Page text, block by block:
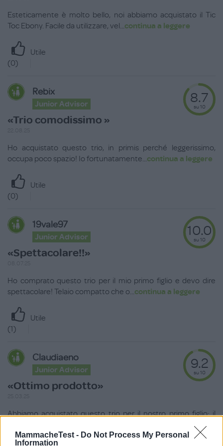
MammacheTest - Do Not Process My Personal
Information
Passeggino: aperto 51 x 71,5/91 x h 103/107/111 cm
Navicella: 41,5 x 83 x h 65 cm. Peso 4,2 kg
Esteticamente è molto bello, noi abbiamo acquistato il Tic
Toc Ebony. Facile da utilizzare, vel...continua a leggere
Utile
(0)
Rebix
Junior Advisor
«Trio comodissimo »
8.7
su 10
Ho acquistato questo trio, in primis perché leggerissimo,
occupa poco spazio! Io fortunatamente...continua a leggere
Utile
(0)
19vale97
Junior Advisor
«Spettacolare!!»
10.0
su 10
Ho comprato questo trio per il mio primo figlio e devo dire
spettacolare! Telaio compatto che o...continua a leggere
Utile
(1)
Claudiaeno
Junior Advisor
«Ottimo prodotto»
9.2
su 10
Abbiamo acquistato questo trio per il nostro primo figlio: il